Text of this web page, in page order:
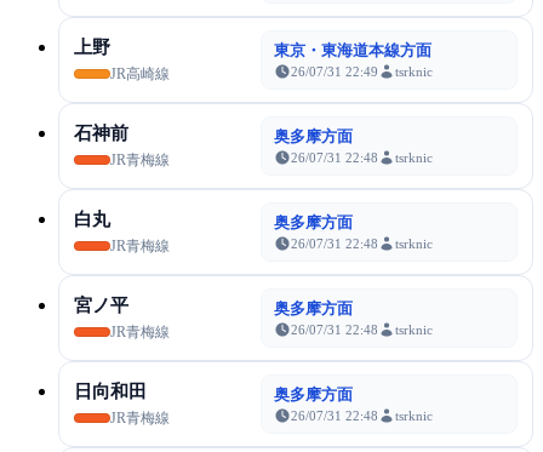
上野
JR高崎線
東京・東海道本線方面
26/07/31 22:49 tsrknic
石神前
JR青梅線
奥多摩方面
26/07/31 22:48 tsrknic
白丸
JR青梅線
奥多摩方面
26/07/31 22:48 tsrknic
宮ノ平
JR青梅線
奥多摩方面
26/07/31 22:48 tsrknic
日向和田
JR青梅線
奥多摩方面
26/07/31 22:48 tsrknic